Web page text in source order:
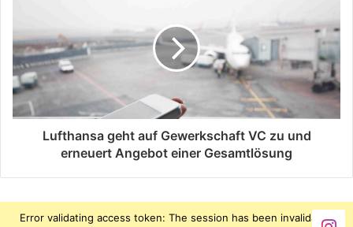
Lufthansa geht auf Gewerkschaft VC zu und
erneuert Angebot einer Gesamtlösung
Error validating access token: The session has been invalidated